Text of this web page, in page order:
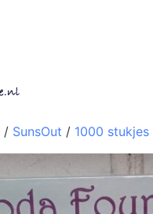
/ SunsOut / 1000 stukjes